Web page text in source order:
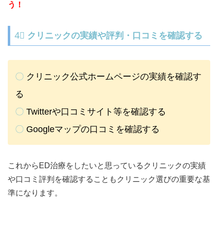
う！
4⃣ クリニックの実績や評判・口コミを確認する
〇 クリニック公式ホームページの実績を確認す
る
〇 Twitterや口コミサイト等を確認する
〇 Googleマップの口コミを確認する
これからED治療をしたいと思っているクリニックの実績
や口コミ評判を確認することもクリニック選びの重要な基
準になります。